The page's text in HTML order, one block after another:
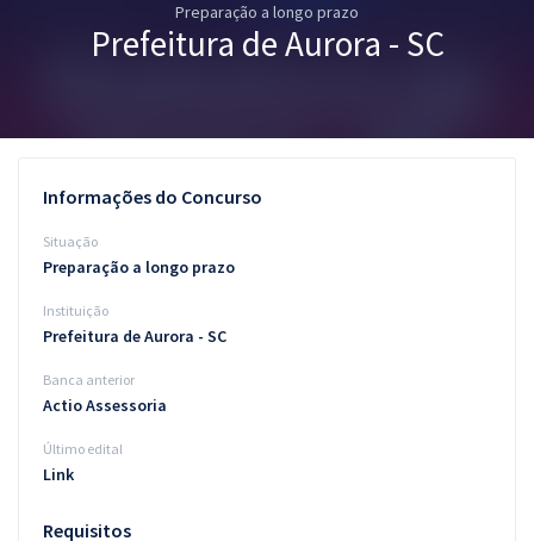
Graduação
Questões grátis
Blog
Aprovados
Atendimento
Preparação a longo prazo
Prefeitura de Aurora - SC
Informações do Concurso
Situação
Preparação a longo prazo
Instituição
Prefeitura de Aurora - SC
Banca anterior
Actio Assessoria
Último edital
Link
Requisitos